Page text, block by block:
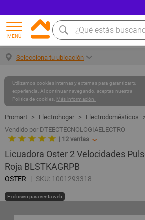
MENÚ
Selecciona tu ubicación
Utilizamos cookies internas y externas para garantizar tu
experiencia. Al continuar navegando, aceptas nuestra
Política de cookies. Más información.
Electrohogar Electrodomésticos
Vendido por DTEECTECNOLOGIAELECTRO
★ ★ ★ ★ ★ | 12 ventas
Licuadora Oster 2 Velocidades
Roja BLSTKAGRPB
OSTER SKU: 1001293318
Exclusivo para venta web